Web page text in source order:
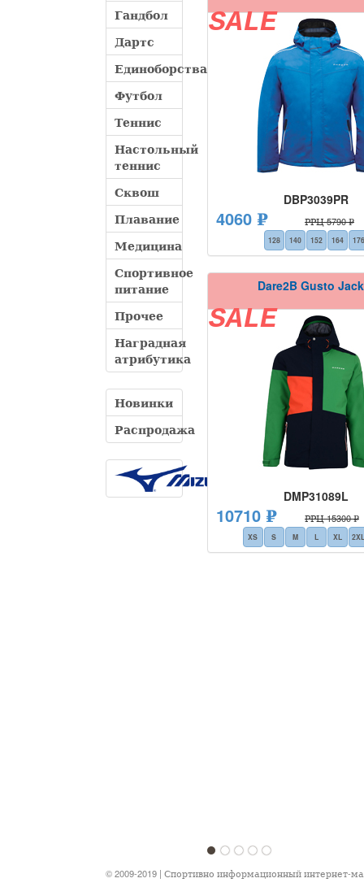
Гандбол
Дартс
Единоборства
Футбол
Теннис
Настольный
теннис
Сквош
Плавание
Медицина
Спортивное
питание
Прочее
Наградная
атрибутика
Новинки
Распродажа
SALE
DBP3039PR
4060 ₽ РРЦ 5790 ₽
128 140 152 164 176
Dare2B Gusto
SALE
DMP31089L
10710 ₽ РРЦ 15300 ₽
XS S M L XL
2 3 4
5
© 2009-2019 | Спортивно информационный интернет-